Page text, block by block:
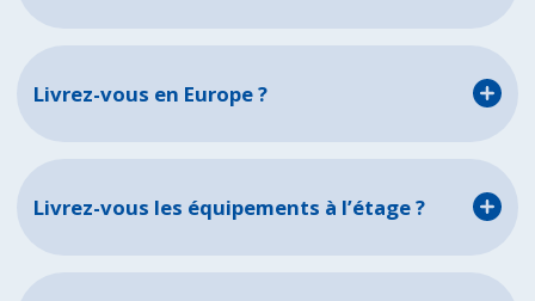
Livrez-vous en Europe ?
Livrez-vous les équipements à l’étage ?